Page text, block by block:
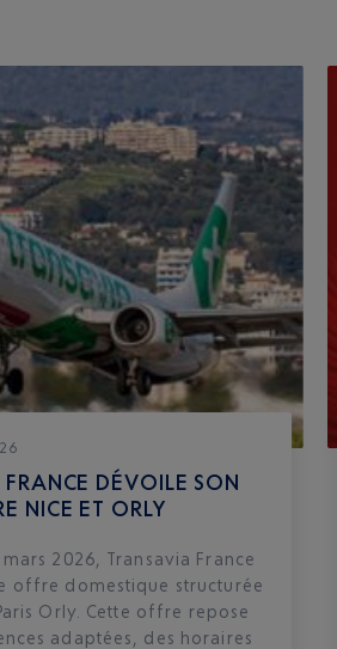
DÉVOILE SON
NICE ET ORLY
2026, Transavia France
offre domestique structurée
Orly. Cette offre repose
adaptées, des horaires